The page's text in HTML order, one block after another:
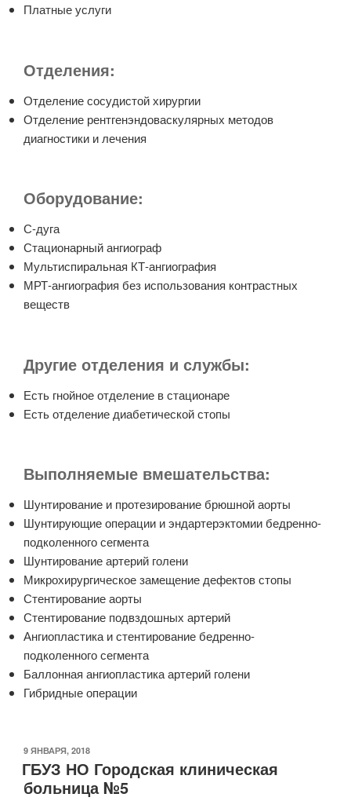
Платные услуги
Отделения:
Отделение сосудистой хирургии
Отделение рентгенэндоваскулярных методов
диагностики и лечения
Оборудование:
С-дуга
Стационарный ангиограф
Мультиспиральная КТ-ангиография
МРТ-ангиография без использования контрастных
веществ
Другие отделения и службы:
Есть гнойное отделение в стационаре
Есть отделение диабетической стопы
Выполняемые вмешательства:
Шунтирование и протезирование брюшной аорты
Шунтирующие операции и эндартерэктомии бедренно-
подколенного сегмента
Шунтирование артерий голени
Микрохирургическое замещение дефектов стопы
Стентирование аорты
Стентирование подвздошных артерий
Ангиопластика и стентирование бедренно-
подколенного сегмента
Баллонная ангиопластика артерий голени
Гибридные операции
ОПУБЛИКОВАНО
9 ЯНВАРЯ, 2018
ГБУЗ НО Городская клиническая
больница №5